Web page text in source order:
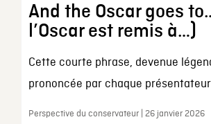
And the Oscar goes
l’Oscar est remis à…)
Cette courte phrase, devenue
prononcée par chaque
Perspective du conservateur | 26 janvier 2026